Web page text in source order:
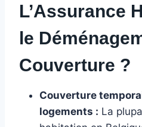
L’Assurance
le
Couverture ?
Couverture
logements : La